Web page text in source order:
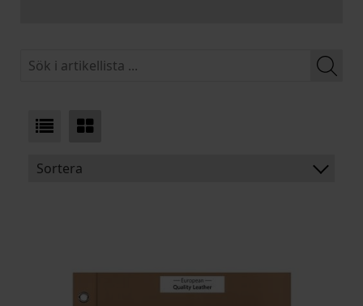
Sortera
ARTIKELKOD: